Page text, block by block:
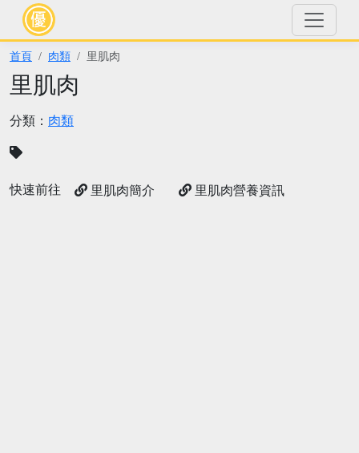
首頁 肉類 里肌肉
里肌肉
分類： 肉類
快速前往 里肌肉簡介 里肌肉營養資訊